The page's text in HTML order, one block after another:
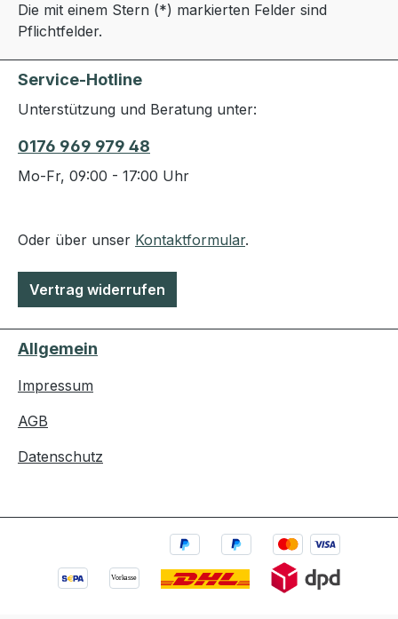
Die mit einem Stern (*) markierten Felder sind
Pflichtfelder.
Service-Hotline
Unterstützung und Beratung unter:
0176 969 979 48
Mo-Fr, 09:00 - 17:00 Uhr
Oder über unser Kontaktformular.
Vertrag widerrufen
Allgemein
Impressum
AGB
Datenschutz